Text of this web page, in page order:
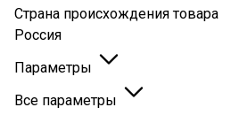
Страна происхождения товара
Россия
Параметры
Все параметры